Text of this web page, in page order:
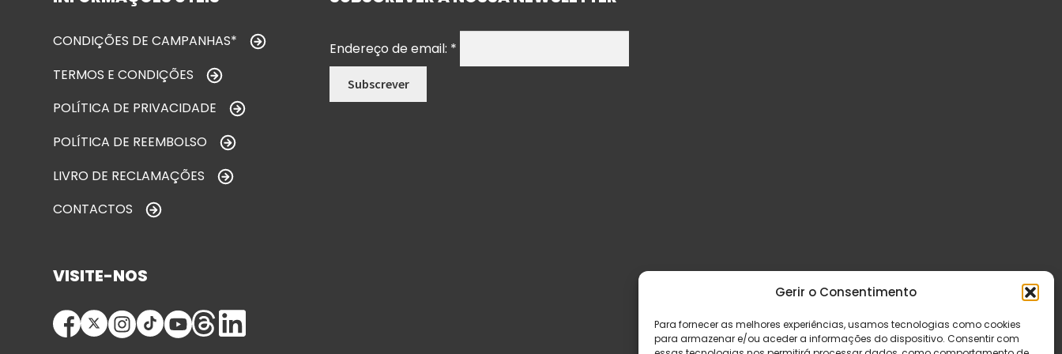
Gerir o Consentimento
Para fornecer as melhores experiências, usamos tecnologias como cookies
para armazenar e/ou aceder a informações do dispositivo. Consentir com
CONDIÇÕES DE CAMPANHAS*
TERMOS E CONDIÇÕES
POLÍTICA DE PRIVACIDADE
POLÍTICA DE REEMBOLSO
LIVRO DE RECLAMAÇÕES
CONTACTOS
Endereço de email: *
VISITE-NOS